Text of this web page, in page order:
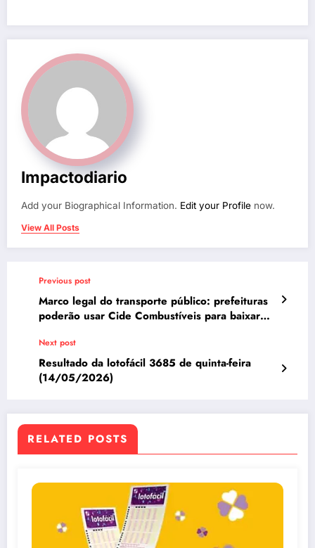
Impactodiario
Add your Biographical Information. Edit your Profile now.
View All Posts
Previous post
Marco legal do transporte público: prefeituras
poderão usar Cide Combustíveis para baixar
Next post
Resultado da lotofácil 3685 de quinta-feira
(14/05/2026)
RELATED POSTS